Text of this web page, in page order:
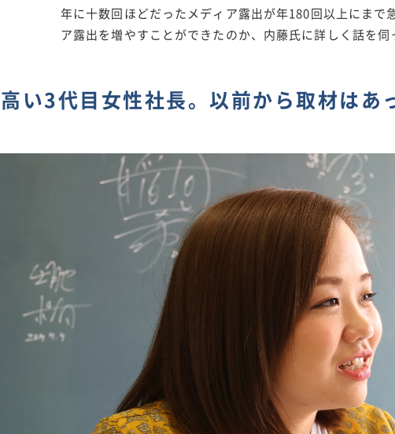
年に十数回ほどだったメディア露出が年180回以上にまで
ア露出を増やすことができたのか、内藤氏に詳しく話を伺
い3代目女性社長。以前から取材はあ